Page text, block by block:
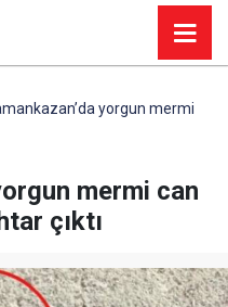
yorgun mermi
mermi can
çıktı